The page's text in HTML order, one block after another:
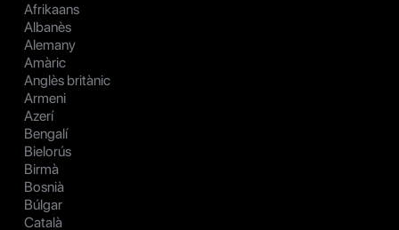
Afrikaans
Albanès
Alemany
Amàric
Anglès britànic
Armeni
Azerí
Bengalí
Bielorús
Birmà
Bosnià
Búlgar
Català